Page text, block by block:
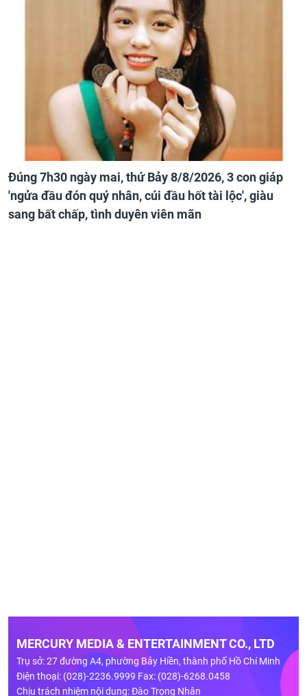
Đúng 7h30 ngày mai, thứ Bảy 8/8/2026, 3 con giáp
'ngửa đầu đón quý nhân, cúi đầu hốt tài lộc', giàu
sang bất chấp, tình duyên viên mãn
MERCURY MEDIA & ENTERTAINMENT CO., LTD
Trụ sở: 27 đường A4, phường Bảy Hiền, thành phố Hồ Chí Minh
Điện thoại: (028)-2236.9999 Fax: (028)-6268.0458
Chịu trách nhiệm nội dung: Đào Trọng Nhân